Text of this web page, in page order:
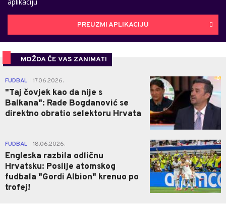
PREUZMI APLIKACIJU
MOŽDA ĆE VAS ZANIMATI
FUDBAL 17.06.2026.
"Taj čovjek kao da nije s
Balkana": Rade Bogdanović se
direktno obratio selektoru Hrvata
0
FUDBAL 18.06.2026.
Engleska razbila odličnu
Hrvatsku: Poslije atomskog
fudbala "Gordi Albion" krenuo po
trofej!
0